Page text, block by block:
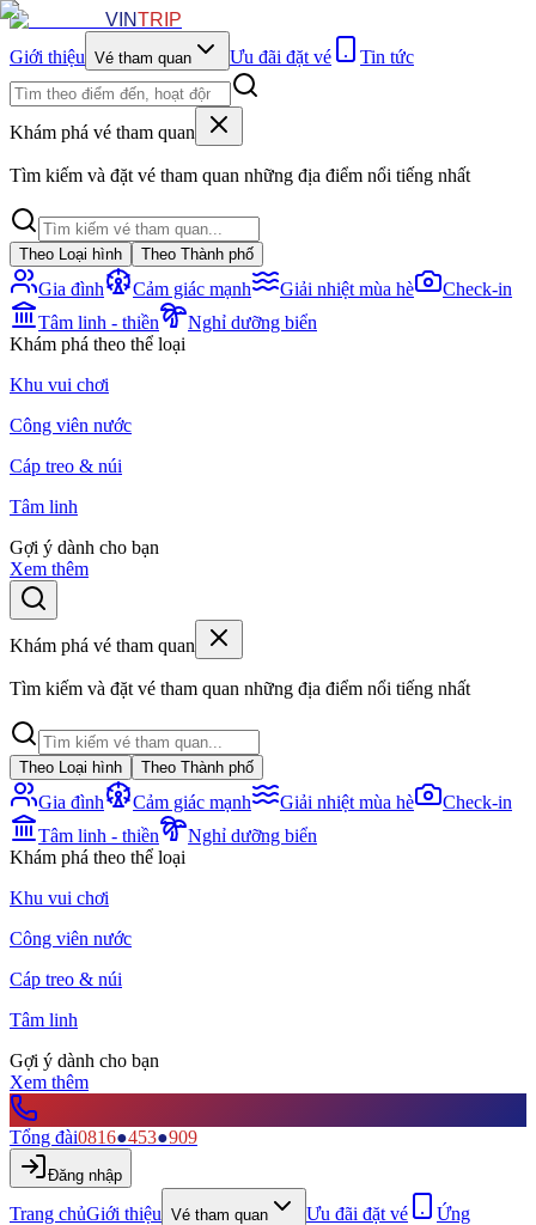
VINTRIP
Giới thiệu Vé tham quan Ưu đãi đặt vé Tin tức
Khám phá vé tham quan
Tìm kiếm và đặt vé tham quan những địa điểm nổi tiếng nhất
Theo Loại hình Theo Thành phố
Gia đình Cảm giác mạnh Giải nhiệt mùa hè
Check-in
Tâm linh - thiền
Nghỉ dưỡng biển
Khám phá theo thể loại
Khu vui chơi
Công viên nước
Cáp treo & núi
Tâm linh
Gợi ý dành cho bạn
Xem thêm
Khám phá vé tham quan
Tìm kiếm và đặt vé tham quan những địa điểm nổi tiếng nhất
Theo Loại hình Theo Thành phố
Gia đình Cảm giác mạnh Giải nhiệt mùa hè
Check-in
Tâm linh - thiền
Nghỉ dưỡng biển
Khám phá theo thể loại
Khu vui chơi
Công viên nước
Cáp treo & núi
Tâm linh
Gợi ý dành cho bạn
Xem thêm
Tổng đài0816●453●909
Đăng nhập
Trang chủGiới thiệu Vé tham quan Ưu đãi đặt vé
Ứng